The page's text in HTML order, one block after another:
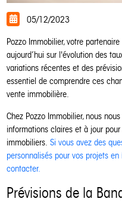
05/12/2023
Pozzo Immobilier, votre
aujourd’hui sur l'évolution des
variations récentes et des
essentiel de comprendre ces
vente immobilière.
Chez Pozzo Immobilier, nous
informations claires et à jour
immobiliers.Si vous avez des
personnalisés pour vos projets
contacter.
Prévisions de la